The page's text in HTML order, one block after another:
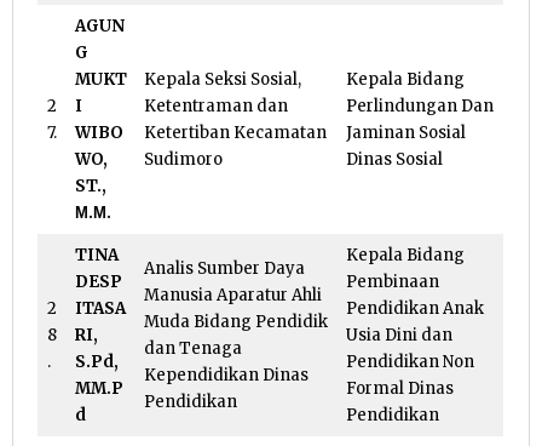
2
7.
AGUN
G
MUKT
I
WIBO
WO,
ST.,
Μ.Μ.
Kepala Seksi Sosial,
Ketentraman dan
Ketertiban Kecamatan
Sudimoro
Kepala Bidang
Perlindungan Dan
Jaminan Sosial
Dinas Sosial
2
8
.
TINA
DESP
ITASA
RI,
S.Pd,
MM.P
d
Analis Sumber Daya
Manusia Aparatur Ahli
Muda Bidang Pendidik
dan Tenaga
Kependidikan Dinas
Pendidikan
Kepala Bidang
Pembinaan
Pendidikan Anak
Usia Dini dan
Pendidikan Non
Formal Dinas
Pendidikan